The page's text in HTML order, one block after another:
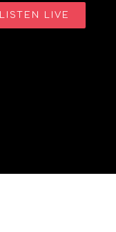
LISTEN LIVE